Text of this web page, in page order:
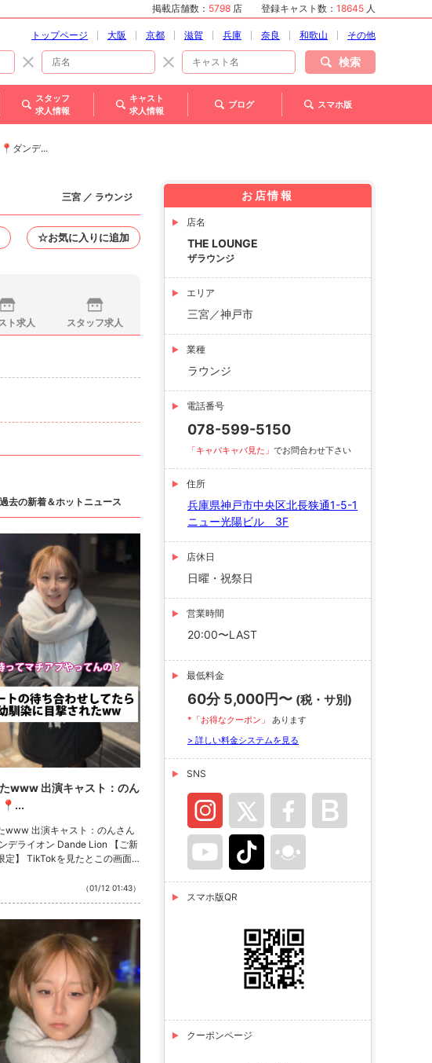
掲載店舗数： 5798 店 登録キャスト数： 18645 人
トップページ 大阪 京都 滋賀 兵庫 奈良 和歌山 その他
検索
スタッフ
求人情報
キャスト
求人情報
ブログ スマホ版
ダンデ...
三宮 ／ ラウンジ
☆お気に入りに追加
ト求人 スタッフ求人
過去の新着＆ホットニュース
www 出演キャスト：のん
📍...
www 出演キャスト：のんさん
デライオン Dande Lion 【ご新
定】 TikTokを見たとこの画面
1セット50分7000円ボッキ
さらにボトル1本サービス！！
記事を開くTHE LOUNGEのTik
ォローといいね！もお願いし
（01/12 01:43）
お店情報
店名
THE LOUNGE
ザラウンジ
エリア
三宮／神戸市
業種
ラウンジ
電話番号
078-599-5150
「キャバキャバ見た」 でお問合わせ下さい
住所
兵庫県神戸市中央区北長狭通1-5-1
ニュー光陽ビル 3F
店休日
日曜・祝祭日
営業時間
20:00〜LAST
最低料金
60分 5,000円〜 (税・サ別)
*「お得なクーポン」 あります
> 詳しい料金システムを見る
SNS
スマホ版QR
クーポンページ